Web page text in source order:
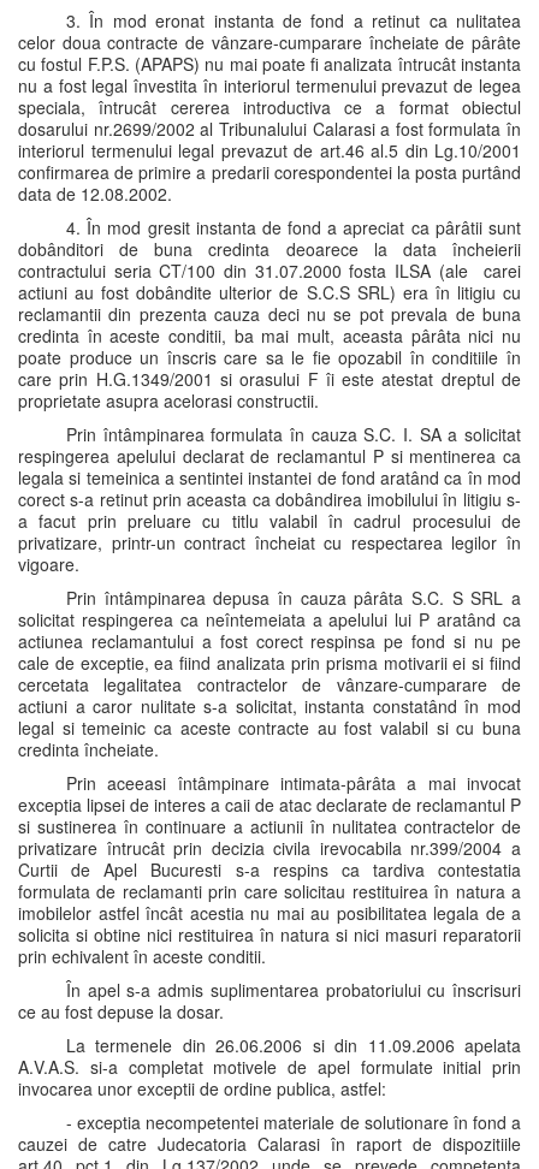
3. În mod eronat instanta de fond a retinut ca nulitatea
celor doua contracte de vânzare-cumparare încheiate de pârâte
cu fostul F.P.S. (APAPS) nu mai poate fi analizata întrucât instanta
nu a fost legal învestita în interiorul termenului prevazut de legea
speciala, întrucât cererea introductiva ce a format obiectul
dosarului nr.2699/2002 al Tribunalului Calarasi a fost formulata în
interiorul termenului legal prevazut de art.46 al.5 din Lg.10/2001
confirmarea de primire a predarii corespondentei la posta purtând
data de 12.08.2002.
4. În mod gresit instanta de fond a apreciat ca pârâtii sunt
dobânditori de buna credinta deoarece la data încheierii
contractului seria CT/100 din 31.07.2000 fosta ILSA (ale carei
actiuni au fost dobândite ulterior de S.C.S SRL) era în litigiu cu
reclamantii din prezenta cauza deci nu se pot prevala de buna
credinta în aceste conditii, ba mai mult, aceasta pârâta nici nu
poate produce un înscris care sa le fie opozabil în conditiile în
care prin H.G.1349/2001 si orasului F îi este atestat dreptul de
proprietate asupra acelorasi constructii.
Prin întâmpinarea formulata în cauza S.C. I. SA a solicitat
respingerea apelului declarat de reclamantul P si mentinerea ca
legala si temeinica a sentintei instantei de fond aratând ca în mod
corect s-a retinut prin aceasta ca dobândirea imobilului în litigiu s-
a facut prin preluare cu titlu valabil în cadrul procesului de
privatizare, printr-un contract încheiat cu respectarea legilor în
vigoare.
Prin întâmpinarea depusa în cauza pârâta S.C. S SRL a
solicitat respingerea ca neîntemeiata a apelului lui P aratând ca
actiunea reclamantului a fost corect respinsa pe fond si nu pe
cale de exceptie, ea fiind analizata prin prisma motivarii ei si fiind
cercetata legalitatea contractelor de vânzare-cumparare de
actiuni a caror nulitate s-a solicitat, instanta constatând în mod
legal si temeinic ca aceste contracte au fost valabil si cu buna
credinta încheiate.
Prin aceeasi întâmpinare intimata-pârâta a mai invocat
exceptia lipsei de interes a caii de atac declarate de reclamantul P
si sustinerea în continuare a actiunii în nulitatea contractelor de
privatizare întrucât prin decizia civila irevocabila nr.399/2004 a
Curtii de Apel Bucuresti s-a respins ca tardiva contestatia
formulata de reclamanti prin care solicitau restituirea în natura a
imobilelor astfel încât acestia nu mai au posibilitatea legala de a
solicita si obtine nici restituirea în natura si nici masuri reparatorii
prin echivalent în aceste conditii.
În apel s-a admis suplimentarea probatoriului cu înscrisuri
ce au fost depuse la dosar.
La termenele din 26.06.2006 si din 11.09.2006 apelata
A.V.A.S. si-a completat motivele de apel formulate initial prin
invocarea unor exceptii de ordine publica, astfel:
- exceptia necompetentei materiale de solutionare în fond a
cauzei de catre Judecatoria Calarasi în raport de dispozitiile